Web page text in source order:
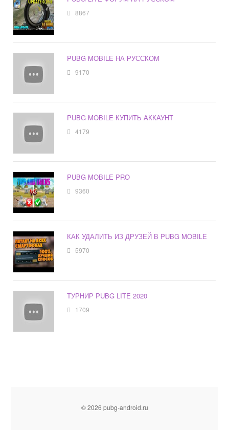
8867
PUBG MOBILE НА РУССКОМ
9170
PUBG MOBILE КУПИТЬ АККАУНТ
4179
PUBG MOBILE PRO
9360
КАК УДАЛИТЬ ИЗ ДРУЗЕЙ В PUBG MOBILE
5970
ТУРНИР PUBG LITE 2020
1709
© 2026 pubg-android.ru